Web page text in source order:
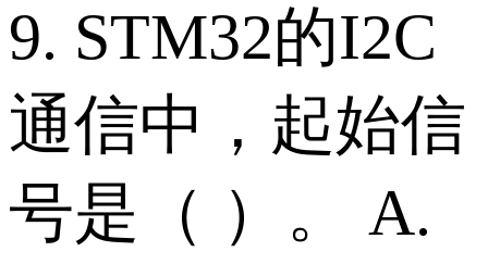
9. STM32的I2C
通信中，起始信
号是（ ）。 A.